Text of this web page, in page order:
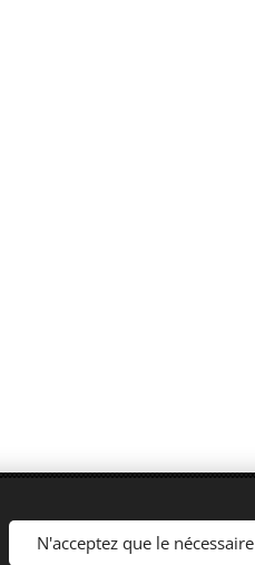
fr - Tél. : +33 7.67.45.30.08
N'acceptez que le nécessaire